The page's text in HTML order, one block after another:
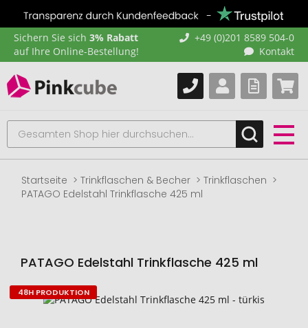
Sichern Sie sich 3% Rabatt
auf Ihre Online-Bestellung!
+49 (0)201 8589 504-0
Kontakt
Startseite Trinkflaschen & Becher
Trinkflaschen
PATAGO Edelstahl Trinkflasche 425 ml
PATAGO Edelstahl Trinkflasche 425 ml
Zum
48H PRODUKTION